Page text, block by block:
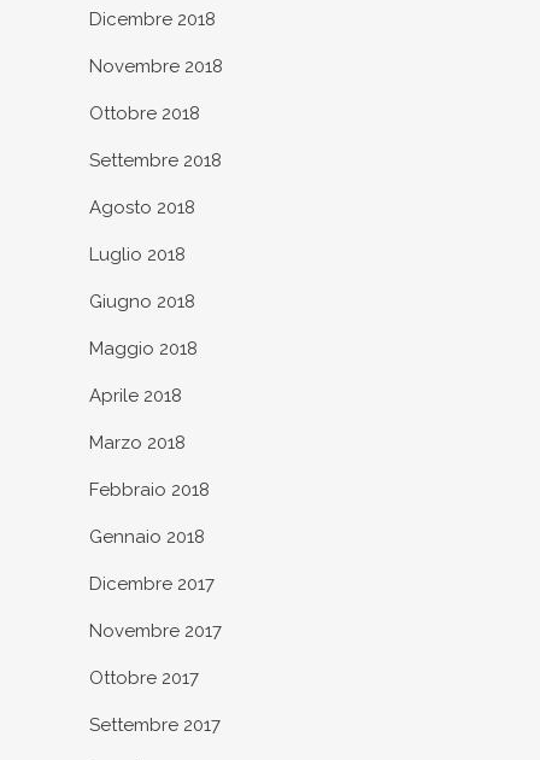
Dicembre 2018
Novembre 2018
Ottobre 2018
Settembre 2018
Agosto 2018
Luglio 2018
Giugno 2018
Maggio 2018
Aprile 2018
Marzo 2018
Febbraio 2018
Gennaio 2018
Dicembre 2017
Novembre 2017
Ottobre 2017
Settembre 2017